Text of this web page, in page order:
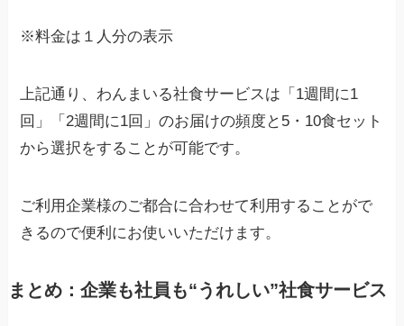
※料金は１人分の表示
上記通り、わんまいる社食サービスは「1週間に1
回」「2週間に1回」のお届けの頻度と5・10食セット
から選択をすることが可能です。
ご利用企業様のご都合に合わせて利用することがで
きるので便利にお使いいただけます。
まとめ：企業も社員も“うれしい”社食サービス